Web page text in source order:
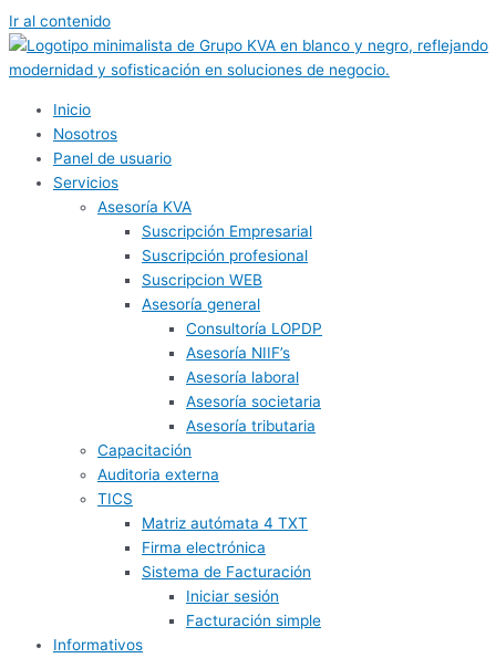
Ir al contenido
Inicio
Nosotros
Panel de usuario
Servicios
Asesoría KVA
Suscripción Empresarial
Suscripción profesional
Suscripcion WEB
Asesoría general
Consultoría LOPDP
Asesoría NIIF’s
Asesoría laboral
Asesoría societaria
Asesoría tributaria
Capacitación
Auditoria externa
TICS
Matriz autómata 4 TXT
Firma electrónica
Sistema de Facturación
Iniciar sesión
Facturación simple
Informativos